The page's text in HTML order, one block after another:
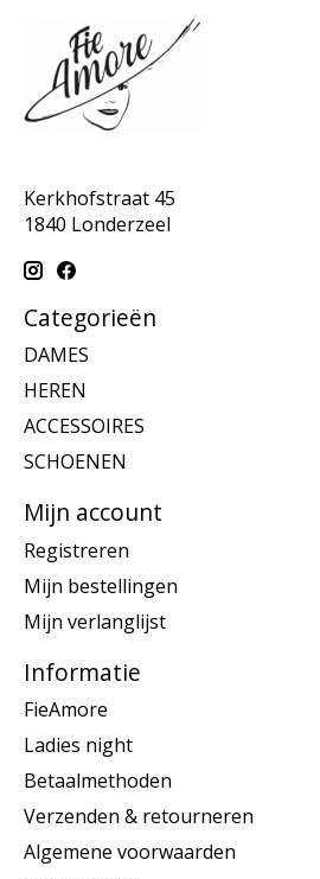
Kerkhofstraat 45
1840 Londerzeel
Categorieën
DAMES
HEREN
ACCESSOIRES
SCHOENEN
Mijn account
Registreren
Mijn bestellingen
Mijn verlanglijst
Informatie
FieAmore
Ladies night
Betaalmethoden
Verzenden & retourneren
Algemene voorwaarden